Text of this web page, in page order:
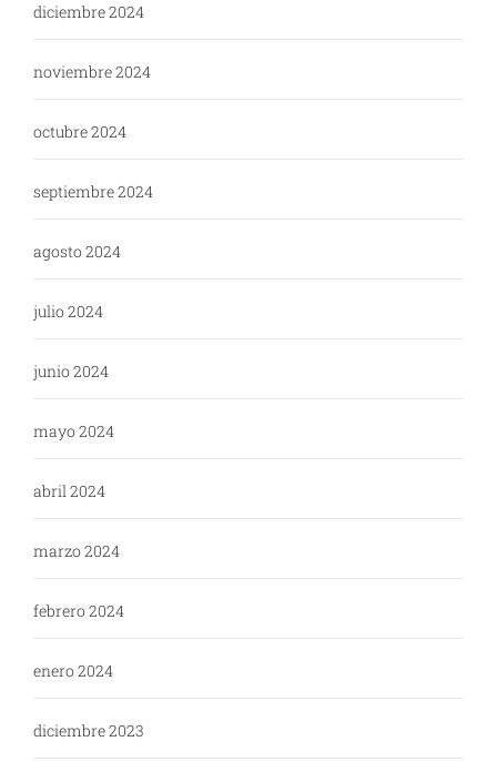
diciembre 2024
noviembre 2024
octubre 2024
septiembre 2024
agosto 2024
julio 2024
junio 2024
mayo 2024
abril 2024
marzo 2024
febrero 2024
enero 2024
diciembre 2023